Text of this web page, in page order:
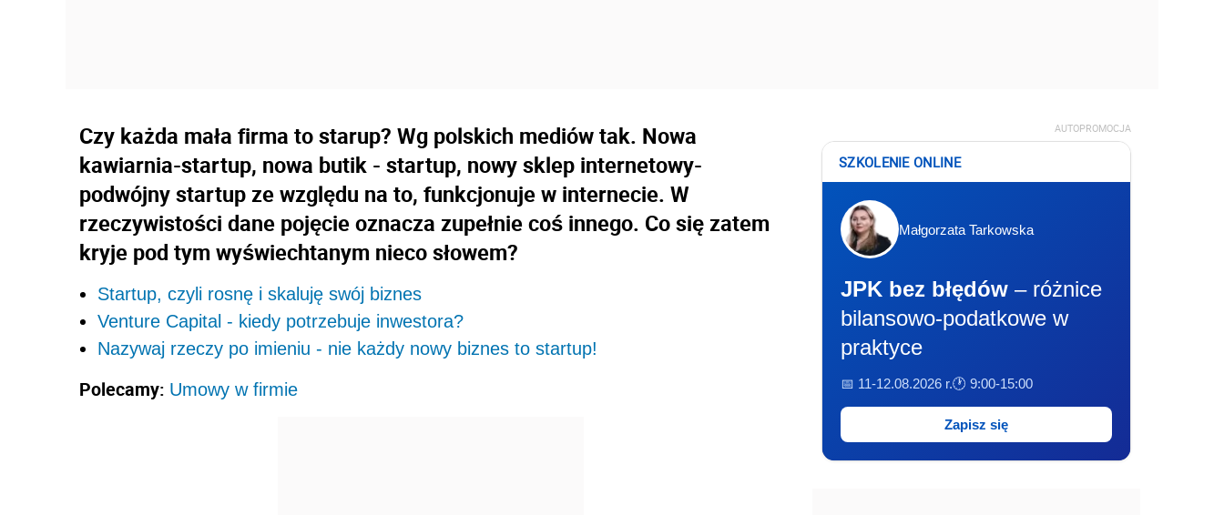
Czy każda mała firma to starup? Wg polskich mediów tak. Nowa
kawiarnia-startup, nowa butik - startup, nowy sklep internetowy-
podwójny startup ze względu na to, funkcjonuje w internecie. W
rzeczywistości dane pojęcie oznacza zupełnie coś innego. Co się zatem
kryje pod tym wyświechtanym nieco słowem?
Startup, czyli rosnę i skaluję swój biznes
Venture Capital - kiedy potrzebuje inwestora?
Nazywaj rzeczy po imieniu - nie każdy nowy biznes to startup!
Polecamy: Umowy w firmie
AUTOPROMOCJA
SZKOLENIE ONLINE
Małgorzata Tarkowska
JPK bez błędów – różnice
bilansowo-podatkowe w
praktyce
📅 11-12.08.2026 r.🕐 9:00-15:00
Zapisz się